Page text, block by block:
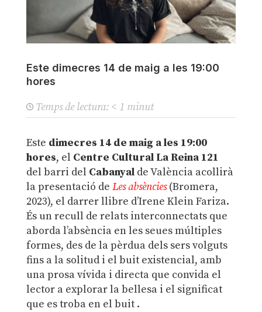
Este dimecres 14 de maig a les 19:00
hores
Temps de lectura: < 1 minut
Este dimecres 14 de maig a les 19:00
hores, el Centre Cultural La Reina 121
del barri del Cabanyalde València acollirà
la presentació de Les absències(Bromera,
2023), el darrer llibre d’Irene Klein Fariza.
És un recull de relats interconnectats que
aborda l’absència en les seues múltiples
formes, des de la pèrdua dels sers volguts
fins a la solitud i el buit existencial, amb
una prosa vívida i directa que convida el
lector a explorar la bellesa i el significat
que es troba en el buit.